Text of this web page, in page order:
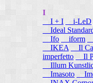
I
I + I
i-LeD
Ideal
Ifo
iform
IKEA
Il
imperfetto
Il
Illum
Imasoto